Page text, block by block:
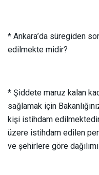
* Ankara’da süregiden
edilmekte midir?
* Şiddete maruz kalan
sağlamak için
kişi istihdam
üzere istihdam edilen
ve şehirlere göre